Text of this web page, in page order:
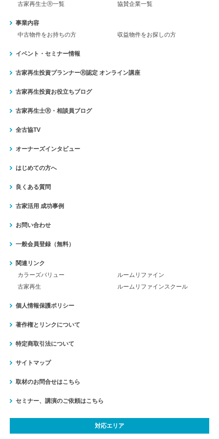
古家再生士Ⓡ一覧
協賛企業一覧
事業内容
中古物件をお持ちの方
収益物件をお探しの方
イベント・セミナー情報
古家再生投資プランナーⓇ認定 オンライン講座
古家再生投資お役立ちブログ
古家再生士Ⓡ・相談員ブログ
全古協TV
オーナーズインタビュー
はじめての方へ
良くある質問
古家活用 成功事例
お問い合わせ
一般会員登録（無料）
関連リンク
カラーズバリュー
ルームリファイン
古家再生
ルームリファインスクール
個人情報保護ポリシー
著作権とリンクについて
特定商取引法について
サイトマップ
取材のお問合せはこちら
セミナー、講演のご依頼はこちら
対応エリア